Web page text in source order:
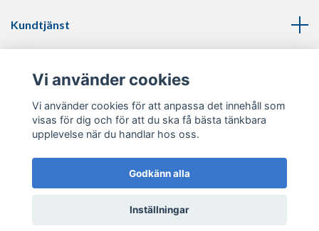
Kundtjänst
Sociala medier
© 2026 Thinblueline.se
Vi använder cookies
Vi använder cookies för att anpassa det innehåll som
visas för dig och för att du ska få bästa tänkbara
upplevelse när du handlar hos oss.
Godkänn alla
Inställningar